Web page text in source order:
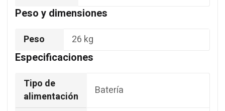
Peso y dimensiones
Peso 26 kg
Especificaciones
Tipo de
alimentación
Batería